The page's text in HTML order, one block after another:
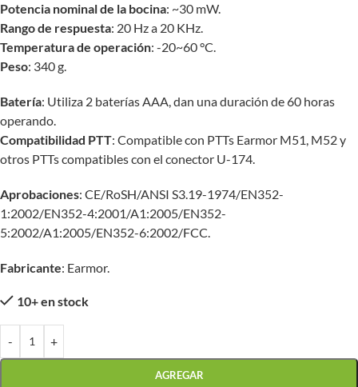
Potencia nominal de la bocina: ~30 mW.
Rango de respuesta: 20 Hz a 20 KHz.
Temperatura de operación: -20~60 °C.
Peso: 340 g.
Batería: Utiliza 2 baterías AAA, dan una duración de 60 horas
operando.
Compatibilidad PTT: Compatible con PTTs Earmor M51, M52 y
otros PTTs compatibles con el conector U-174.
Aprobaciones: CE/RoSH/ANSI S3.19-1974/EN352-
1:2002/EN352-4:2001/A1:2005/EN352-
5:2002/A1:2005/EN352-6:2002/FCC.
Fabricante: Earmor.
10+ en stock
- +
AGREGAR